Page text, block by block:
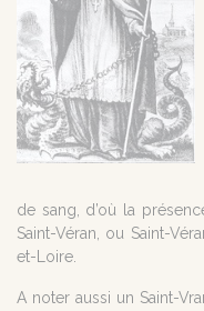
de sang, d’où la
Saint-Véran, ou Saint-
et-Loire.
A noter aussi un Saint-